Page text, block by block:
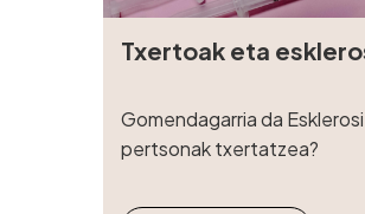
Txertoak eta
Gomendagarria da
pertsonak txertatzea?